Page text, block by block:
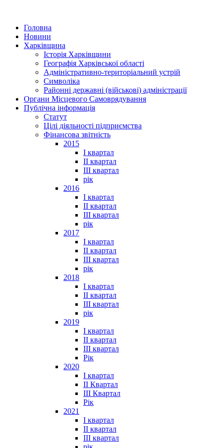
Головна
Новини
Харківщина
Історія Харківщини
Географія Харківської області
Адміністративно-територіальний устрій
Символіка
Районні державні (військові) адміністрації
Органи Місцевого Самоврядування
Публічна інформація
Статут
Цілі діяльності підприємства
Фінансова звітність
2015
I квартал
II квартал
III квартал
рік
2016
I квартал
II квартал
III квартал
рік
2017
I квартал
II квартал
III квартал
рік
2018
I квартал
II квартал
III квартал
рік
2019
I квартал
II квартал
III квартал
Рік
2020
I квартал
II Квартал
III Квартал
Рік
2021
I квартал
II квартал
III квартал